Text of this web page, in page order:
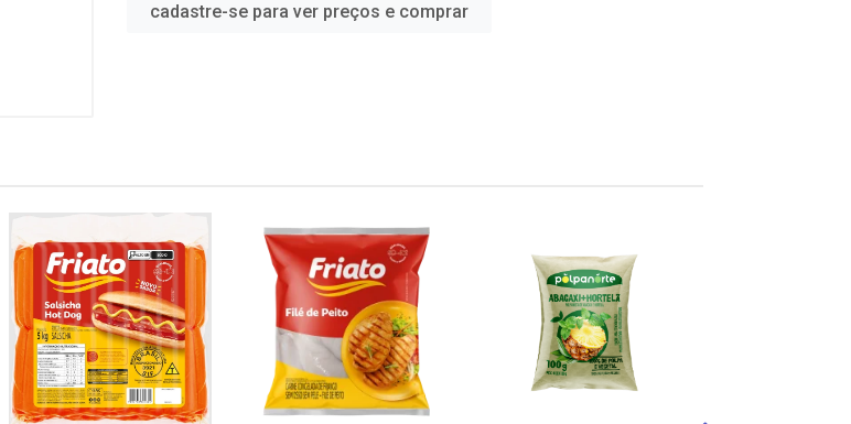
cadastre-se para ver preços e comprar